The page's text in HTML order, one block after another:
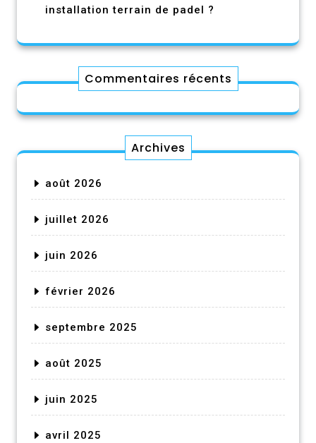
installation terrain de padel ?
Commentaires récents
Archives
août 2026
juillet 2026
juin 2026
février 2026
septembre 2025
août 2025
juin 2025
avril 2025